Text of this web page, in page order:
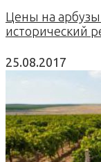
Цены на арбузы
исторический
25.08.2017